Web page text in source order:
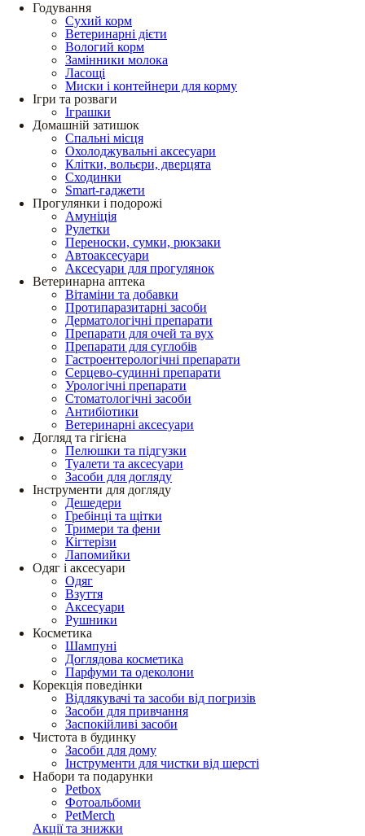
Годування
Сухий корм
Ветеринарні дієти
Вологий корм
Замінники молока
Ласощі
Миски і контейнери для корму
Ігри та розваги
Іграшки
Домашній затишок
Спальні місця
Охолоджувальні аксесуари
Клітки, вольєри, дверцята
Сходинки
Smart-гаджети
Прогулянки і подорожі
Амуніція
Рулетки
Переноски, сумки, рюкзаки
Автоаксесуари
Аксесуари для прогулянок
Ветеринарна аптека
Вітаміни та добавки
Протипаразитарні засоби
Дерматологічні препарати
Препарати для очей та вух
Препарати для суглобів
Гастроентерологічні препарати
Серцево-судинні препарати
Урологічні препарати
Стоматологічні засоби
Антибіотики
Ветеринарні аксесуари
Догляд та гігієна
Пелюшки та підгузки
Туалети та аксесуари
Засоби для догляду
Інструменти для догляду
Дешедери
Гребінці та щітки
Тримери та фени
Кігтерізи
Лапомийки
Одяг і аксесуари
Одяг
Взуття
Аксесуари
Рушники
Косметика
Шампуні
Доглядова косметика
Парфуми та одеколони
Корекція поведінки
Відлякувачі та засоби від погризів
Засоби для привчання
Заспокійливі засоби
Чистота в будинку
Засоби для дому
Інструменти для чистки від шерсті
Набори та подарунки
Petbox
Фотоальбоми
PetMerch
Акції та знижки